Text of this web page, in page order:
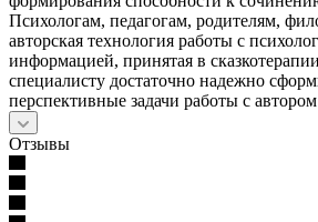
Психологам, педагогам, родителям,
авторская технология работы с
информацией, принятая в
специалисту достаточно надежно
перспективные задачи работы с автором
Отзывы